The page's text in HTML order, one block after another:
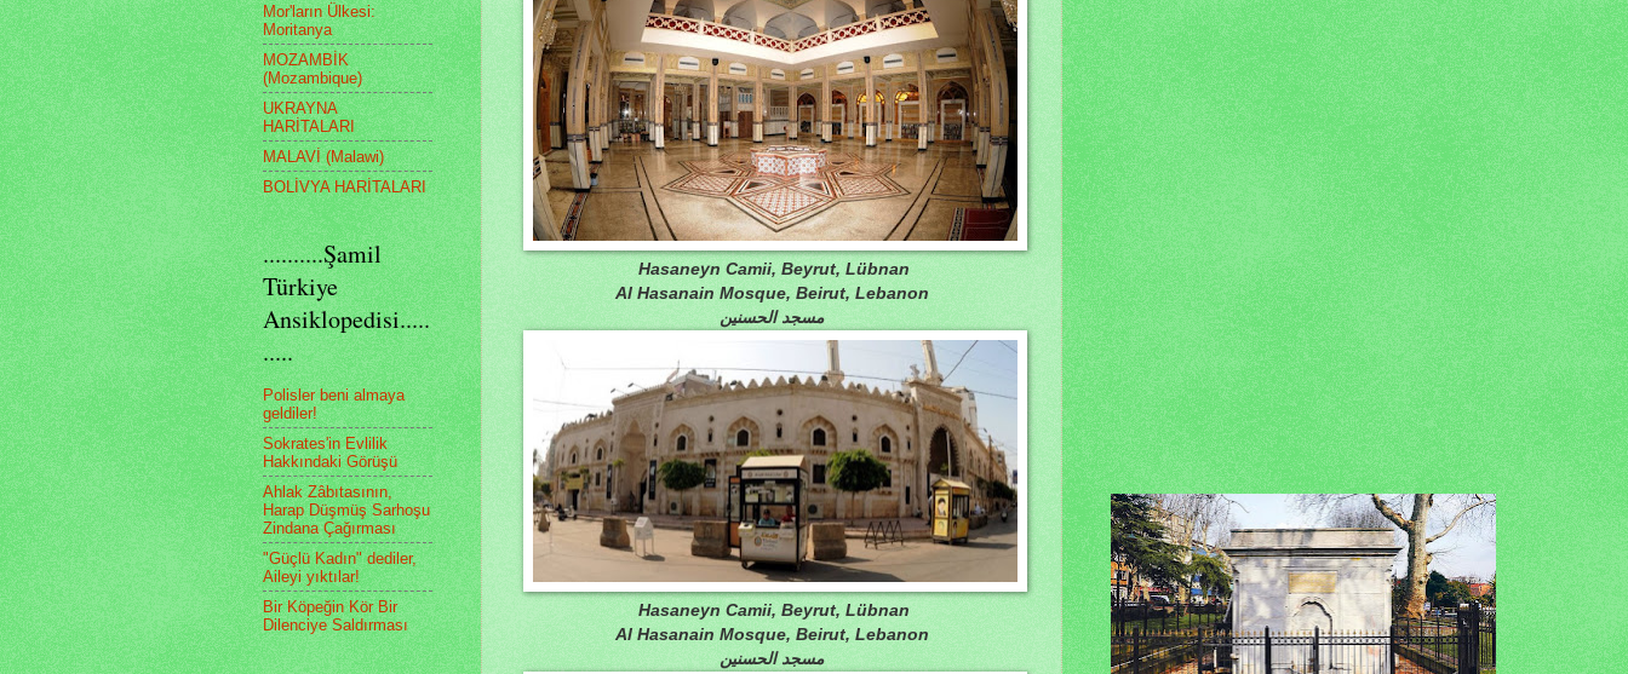
Hasaneyn Camii, Beyrut, Lübnan
Al Hasanain Mosque, Beirut, Lebanon
مسجد الحسنين
Hasaneyn Camii, Beyrut, Lübnan
Al Hasanain Mosque, Beirut, Lebanon
مسجد الحسنين
Mor'ların Ülkesi:
Moritanya
MOZAMBİK
(Mozambique)
UKRAYNA
HARİTALARI
MALAVİ (Malawi)
BOLİVYA HARİTALARI
..........Şamil
Türkiye
Ansiklopedisi.....
.....
Polisler beni almaya
geldiler!
Sokrates'in Evlilik
Hakkındaki Görüşü
Ahlak Zâbıtasının,
Harap Düşmüş Sarhoşu
Zindana Çağırması
"Güçlü Kadın" dediler,
Aileyi yıktılar!
Bir Köpeğin Kör Bir
Dilenciye Saldırması